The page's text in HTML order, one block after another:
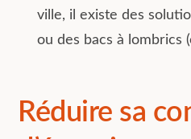
ville, il existe des
ou des bacs à lombrics
Réduire sa